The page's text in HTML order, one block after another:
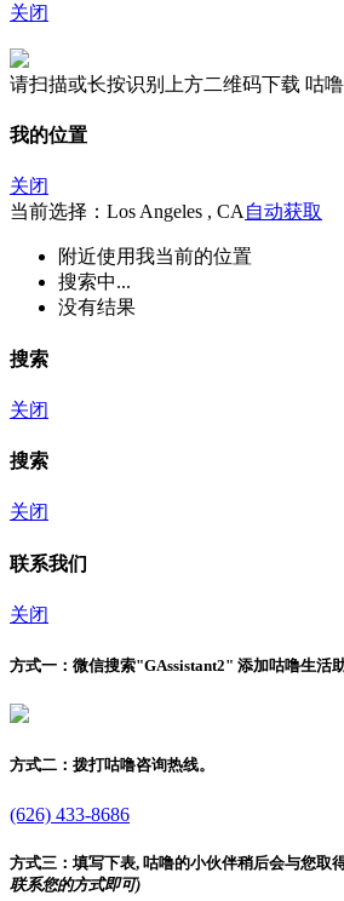
关闭
请扫描或长按识别上方二维码下载 咕
我的位置
关闭
当前选择：Los Angeles , CA 自动获取
附近使用我当前的位置
搜索中...
没有结果
搜索
关闭
搜索
关闭
联系我们
关闭
方式一： 微信搜索"GAssistant2" 添加咕噜生活助
方式二： 拨打咕噜咨询热线。
(626) 433-8686
方式三： 填写下表, 咕噜的小伙伴稍后会与您取
联系您的方式即可)